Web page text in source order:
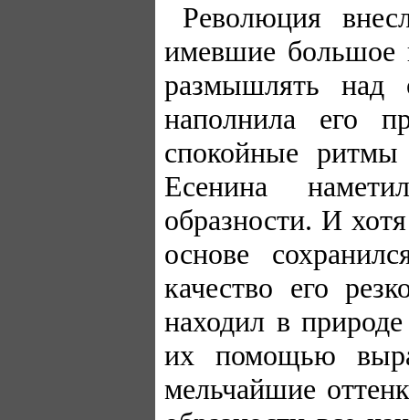
Революция
имевшие большое
размышлять над
наполнила его
спокойные
Есенина
образности. И
основе
качество его
находил в
их помощью
мельчайшие